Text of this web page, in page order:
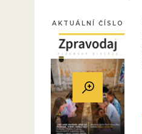
AKTUÁLNÍ ČÍSLO